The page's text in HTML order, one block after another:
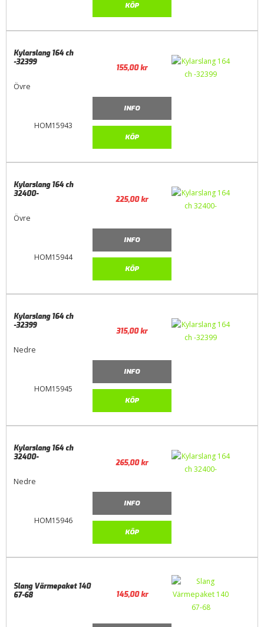
KÖP
HOM15943
Kylarslang 164 ch
-32399
Övre
155,00kr
INFO
KÖP
HOM15944
Kylarslang 164 ch
32400-
Övre
225,00kr
INFO
KÖP
HOM15945
Kylarslang 164 ch
-32399
Nedre
315,00kr
INFO
KÖP
HOM15946
Kylarslang 164 ch
32400-
Nedre
265,00kr
INFO
KÖP
Slang Värmepaket 140
67-68
145,00kr